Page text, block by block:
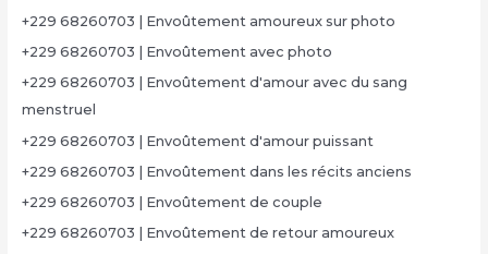
+229 68260703 | Envoûtement amoureux sur photo
+229 68260703 | Envoûtement avec photo
+229 68260703 | Envoûtement d'amour avec du sang
menstruel
+229 68260703 | Envoûtement d'amour puissant
+229 68260703 | Envoûtement dans les récits anciens
+229 68260703 | Envoûtement de couple
+229 68260703 | Envoûtement de retour amoureux